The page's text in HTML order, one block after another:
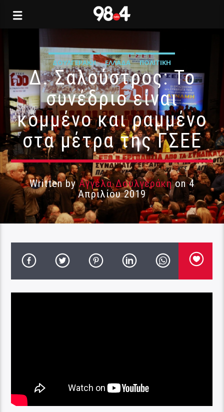
ΔΟΥΛΓΕΡΆΚΗ ΕΛΛΆΔΑ ΠΟΛΙΤΙΚΉ
Δ. Σαλούστρος: Το
συνέδριο είναι
κομμένο και ραμμένο
στα μέτρα της ΓΣΕΕ
Written byΑγγέλα Δουλγεράκηon 4
Απριλίου 2019